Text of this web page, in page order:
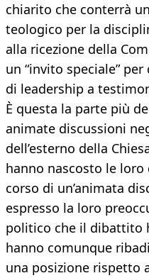
chiarito che conterrà
teologico per la
alla ricezione della
un “invito speciale”
di leadership a
È questa la parte più
animate discussioni
dell’esterno della
hanno nascosto le
corso di un’animata
espresso la loro
politico che il dibattito
hanno comunque
una posizione rispetto